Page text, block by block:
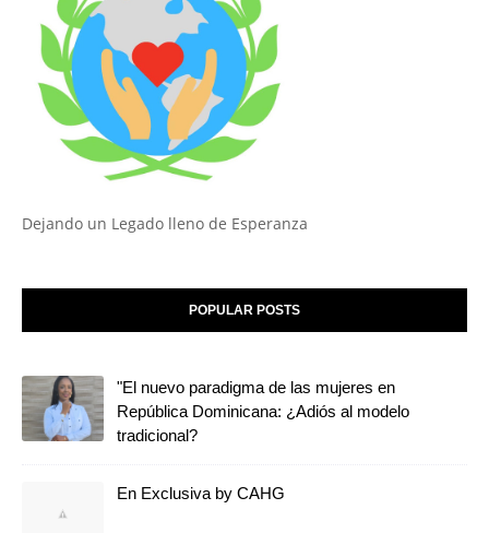
Dejando un Legado lleno de Esperanza
POPULAR POSTS
"El nuevo paradigma de las mujeres en
República Dominicana: ¿Adiós al modelo
tradicional?
En Exclusiva by CAHG